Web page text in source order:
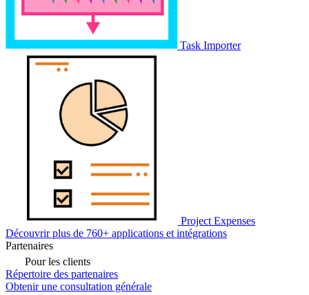
Task Importer
Project Expenses
Découvrir plus de 760+ applications et intégrations
Partenaires
Pour les clients
Répertoire des partenaires
Obtenir une consultation générale